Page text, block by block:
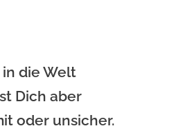
die Welt
Dich aber
oder unsicher.